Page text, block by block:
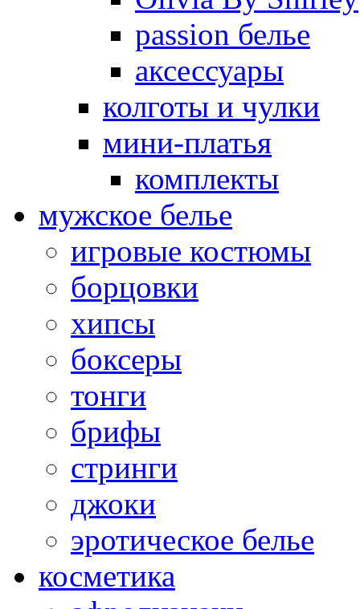
passion белье
аксессуары
колготы и чулки
мини-платья
комплекты
мужское белье
игровые костюмы
борцовки
хипсы
боксеры
тонги
брифы
стринги
джоки
эротическое белье
косметика